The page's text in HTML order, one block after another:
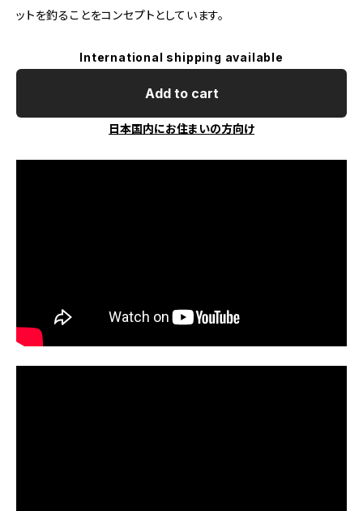
ットを釣ることをコンセプトとしています。
International shipping available
Add to cart
日本国内にお住まいの方向け